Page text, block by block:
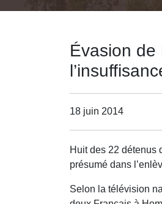
Évasion
18 juin 2014
Huit des 22 détenus
présumé dans
Selon la télévision